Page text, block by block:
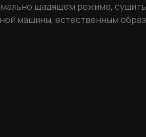
щадящем режиме,
машины, естественным